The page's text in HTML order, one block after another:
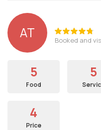
AT Booked and
5
Food
5
4
Price